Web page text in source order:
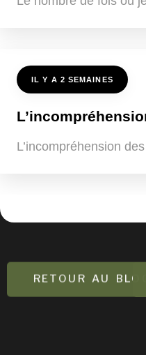
IL Y A 2 SEMAINES
L’incompréhension
RETOUR AU